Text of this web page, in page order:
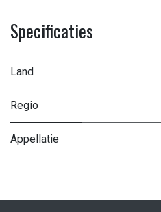
Specificaties
Land
Regio
Appellatie